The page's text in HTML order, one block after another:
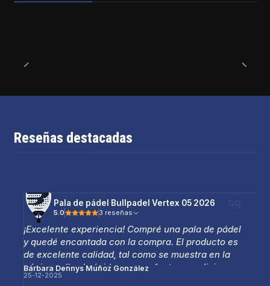
Reseñas destacadas
Pala de pádel Bullpadel Vertex 05 2026
5.0 3 reseñas
¡Excelente experiencia! Compré una pala de pádel
y quedé encantada con la compra. El producto es
de excelente calidad, tal como se muestra en la
página, y llegó rápido y en perfectas condiciones.
La atención fue muy amable y profesional, lo que
Bárbara Dennys Muñoz González
25-12-2025